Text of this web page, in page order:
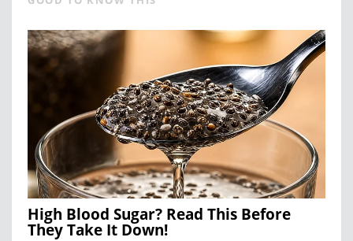
High Blood Sugar? Read This Before
They Take It Down!